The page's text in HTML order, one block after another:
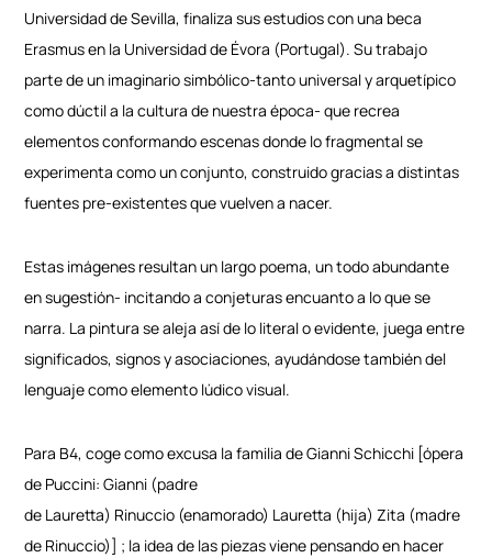
Universidad de Sevilla, finaliza sus estudios con una beca
Erasmus en la Universidad de Évora (Portugal). Su trabajo
parte de un imaginario simbólico-tanto universal y arquetípico
como dúctil a la cultura de nuestra época- que recrea
elementos conformando escenas donde lo fragmental se
experimenta como un conjunto, construido gracias a distintas
fuentes pre-existentes que vuelven a nacer.
Estas imágenes resultan un largo poema, un todo abundante
en sugestión- incitando a conjeturas encuanto a lo que se
narra. La pintura se aleja así de lo literal o evidente, juega entre
significados, signos y asociaciones, ayudándose también del
lenguaje como elemento lúdico visual.
Para B4, coge como excusa la familia de Gianni Schicchi [ópera
de Puccini: Gianni (padre
de Lauretta) Rinuccio (enamorado) Lauretta (hija) Zita (madre
de Rinuccio)] ; la idea de las piezas viene pensando en hacer